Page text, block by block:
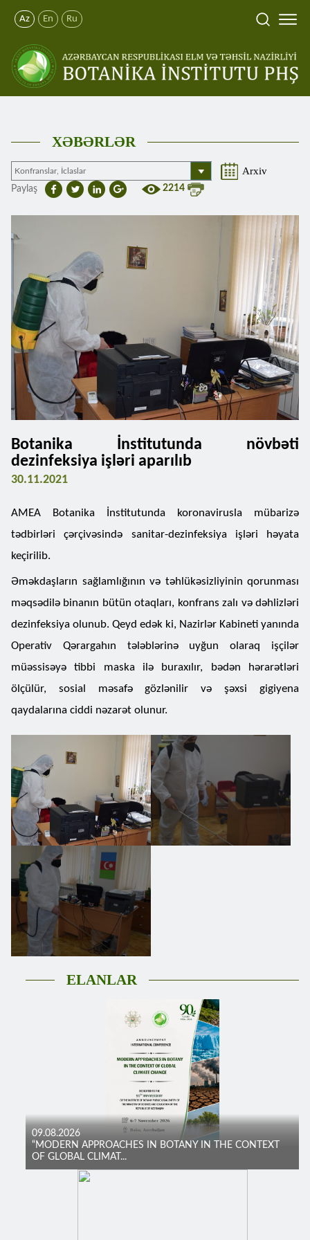
Az En Ru
XƏBƏRLƏR
Arxiv
Paylaş 2214
Botanika İnstitutunda növbəti
dezinfeksiya işləri aparılıb
30.11.2021
AMEA Botanika İnstitutunda koronavirusla mübarizə
tədbirləri çərçivəsində sanitar-dezinfeksiya işləri həyata
keçirilib.
Əməkdaşların sağlamlığının və təhlükəsizliyinin qorunması
məqsədilə binanın bütün otaqları, konfrans zalı və dəhlizləri
dezinfeksiya olunub. Qeyd edək ki, Nazirlər Kabineti yanında
Operativ Qərargahın tələblərinə uyğun olaraq işçilər
müəssisəyə tibbi maska ilə buraxılır, bədən hərarətləri
ölçülür, sosial məsafə gözlənilir və şəxsi gigiyena
qaydalarına ciddi nəzarət olunur.
ELANLAR
09.08.2026
“MODERN APPROACHES IN BOTANY IN THE CONTEXT
OF GLOBAL CLIMAT...